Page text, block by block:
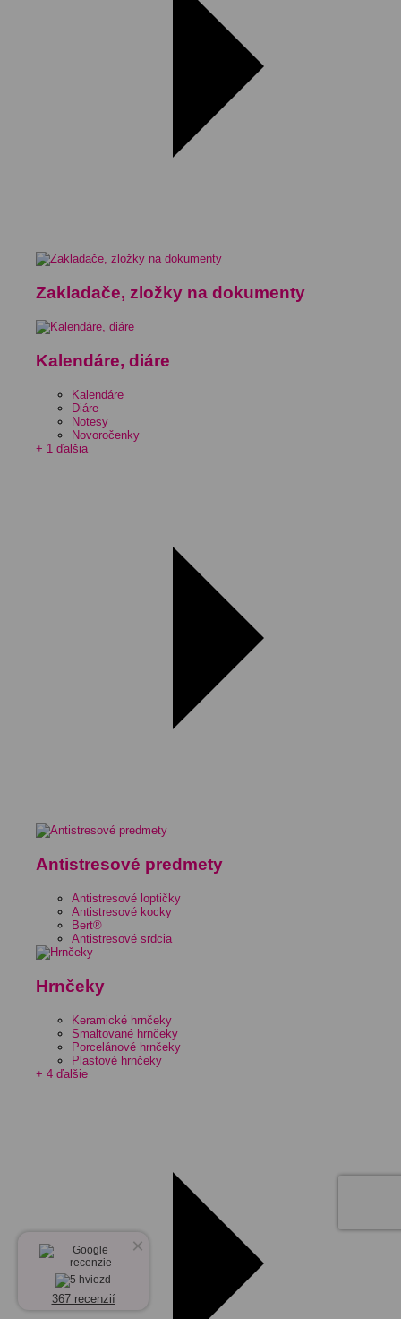
Zakladače, zložky na dokumenty
Kalendáre, diáre
Kalendáre
Diáre
Notesy
Novoročenky
+ 1 ďalšia
Antistresové predmety
Antistresové loptičky
Antistresové kocky
Bert®
Antistresové srdcia
Hrnčeky
Keramické hrnčeky
Smaltované hrnčeky
Porcelánové hrnčeky
Plastové hrnčeky
+ 4 ďalšie
×
367 recenzií